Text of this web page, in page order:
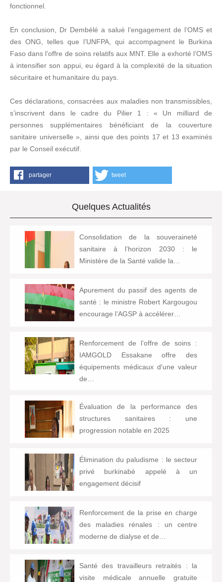
fonctionnel.
En conclusion, Dr Dembélé a salué l’engagement de l’OMS et
des ONG, telles que l’UNFPA, qui accompagnent le Burkina
Faso dans l’offre de soins relatifs aux MNT. Elle a exhorté l’OMS
à intensifier son appui, eu égard à la complexité de la situation
sécuritaire et humanitaire du pays.
Ces déclarations, consacrées aux maladies non transmissibles,
s’inscrivent dans le cadre du Pilier 1 : « Un milliard de
personnes supplémentaires bénéficiant de la couverture
sanitaire universelle », ainsi que des points 17 et 13 examinés
par le Conseil exécutif.
partager tweet
Quelques Actualités
Consolidation de la souveraineté
sanitaire à l’horizon 2030 : le
Ministère de la Santé valide la…
Apurement du passif des agents de
santé : le ministre Robert Kargougou
encourage l’AGSP à accélérer…
Renforcement de l’offre de soins :
IAMGOLD Essakane offre des
équipements médicaux d'une valeur
de…
Évaluation de la performance des
structures sanitaires : une
progression notable en 2025
Élimination du paludisme : le secteur
privé burkinabè appelé à un
engagement décisif
Renforcement de la prise en charge
des maladies rénales : un centre
moderne de dialyse et de…
Santé des travailleurs retraités : la
visite médicale annuelle gratuite